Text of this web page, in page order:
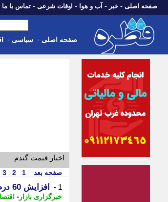
صفحه اصلی - خبر - آب و هوا - اوقات شرعی - تماس با ما
صفحه اصلی - سیاسی -
اخبار قیمت گندم
صفحه بعد 1
2
3
1 - افزایش 60 درصدی قیمت شیرینی و شکلات در راه است
خبرگزاری بازار -